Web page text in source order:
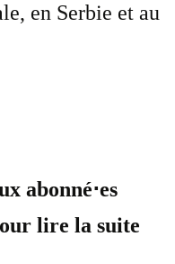
en Serbie et au
abonné⋅es
lire la suite